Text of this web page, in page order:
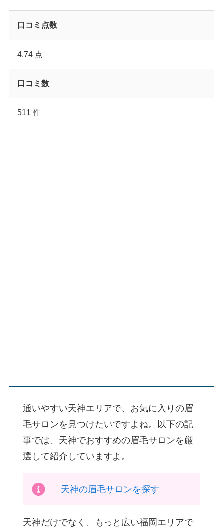
口コミ点数
4.74 点
口コミ数
511 件
通いやすい天神エリアで、お気に入りの眉
毛サロンを見つけたいですよね。以下の記
事では、天神でおすすめの眉毛サロンを厳
選して紹介していますよ。
天神の眉毛サロンを探す
天神だけでなく、もっと広い福岡エリアで